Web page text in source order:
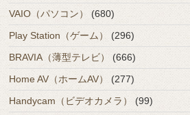
VAIO（パソコン）
(680)
Play Station（ゲーム）
(296)
BRAVIA（薄型テレビ）
(666)
Home AV（ホームAV）
(277)
Handycam（ビデオカメラ）
(99)